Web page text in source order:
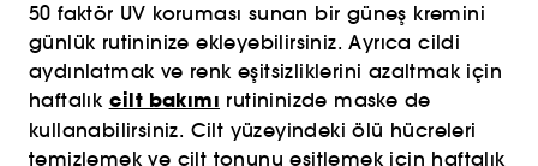
50 faktör UV koruması sunan bir güneş kremini
günlük rutininize ekleyebilirsiniz. Ayrıca cildi
aydınlatmak ve renk eşitsizliklerini azaltmak için
haftalık cilt bakımı rutininizde maske de
kullanabilirsiniz. Cilt yüzeyindeki ölü hücreleri
temizlemek ve cilt tonunu eşitlemek için haftalık